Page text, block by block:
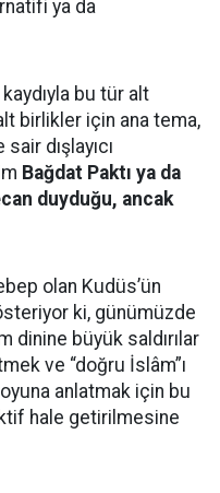
ya da
bu tür alt
birlikler için ana tema,
dışlayıcı
Bağdat Paktı ya da
duyduğu, ancak
olan Kudüs’ün
ki, günümüzde
dinine büyük saldırılar
ve “doğru İslâm”ı
anlatmak için bu
hale getirilmesine